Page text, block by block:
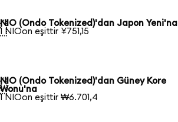
NIO (Ondo Tokenized)'dan Japon Yeni'na
1 NIOon eşittir ¥751,15
NIO (Ondo Tokenized)'dan Güney Kore
Wonu'na
1 NIOon eşittir ₩6.701,4